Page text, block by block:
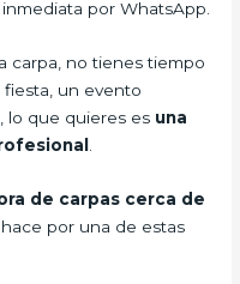
por WhatsApp.
carpa, no tienes tiempo
fiesta, un evento
lo que quieres es una
de carpas cerca de
hace por una de estas